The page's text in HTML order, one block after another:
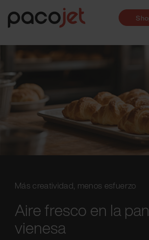
Más creatividad, menos esfuerzo
Aire fresco en la
vienesa